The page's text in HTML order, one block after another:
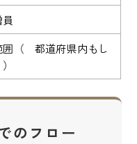
（ 都道府県内もし
のフロー